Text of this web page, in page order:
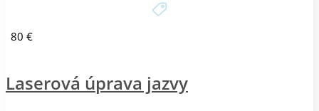
80 €
Laserová úprava jazvy